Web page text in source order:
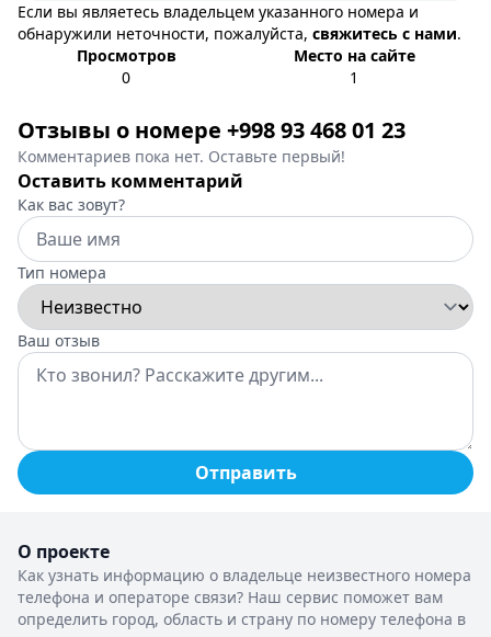
Если вы являетесь владельцем указанного номера и
обнаружили неточности, пожалуйста, свяжитесь с нами.
Просмотров
0
Место на сайте
1
Отзывы о номере +998 93 468 01 23
Комментариев пока нет. Оставьте первый!
Оставить комментарий
Как вас зовут?
Тип номера
Ваш отзыв
Отправить
О проекте
Как узнать информацию о владельце неизвестного номера
телефона и операторе связи? Наш сервис поможет вам
определить город, область и страну по номеру телефона в